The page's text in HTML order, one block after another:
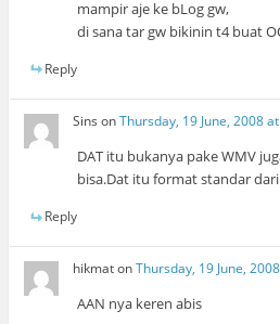
mampir aje ke bLog gw,
di sana tar gw bikinin t4 buat
Reply
Sins onThursday, 19 June, 2008
DAT itu bukanya pake WMV
bisa.Dat itu format standar dari
Reply
hikmatonThursday, 19 June,
AAN nya keren abis